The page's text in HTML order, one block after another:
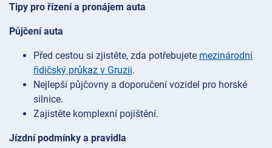
Tipy pro řízení a pronájem auta
Půjčení auta
Před cestou si zjistěte, zda potřebujete mezinárodní
řidičský průkaz v Gruzii.
Nejlepší půjčovny a doporučení vozidel pro horské
silnice.
Zajistěte komplexní pojištění.
Jízdní podmínky a pravidla